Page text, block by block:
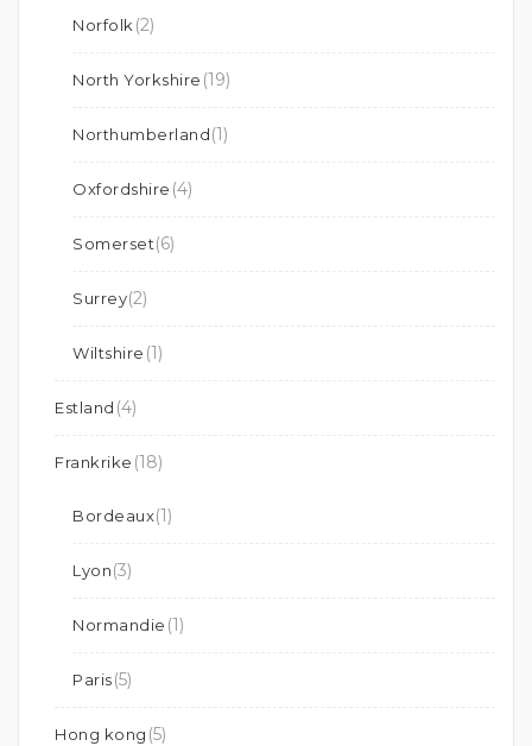
Norfolk (2)
North Yorkshire (19)
Northumberland(1)
Oxfordshire (4)
Somerset(6)
Surrey(2)
Wiltshire (1)
Estland (4)
Frankrike (18)
Bordeaux(1)
Lyon(3)
Normandie (1)
Paris(5)
Hong kong (5)